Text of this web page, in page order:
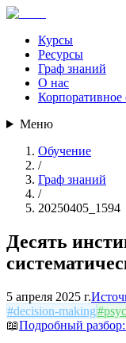
Курсы
Ресурсы
Граф знаний
О нас
Корпоративное
Меню
Обучение
/
Граф знаний
/
20250405_1594
Десять
5 апреля 2025 г.
#decision-making#
📖Подробный разбор: